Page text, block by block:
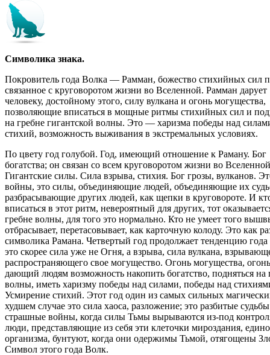
Символика знака.
Покровитель года Волка — Рамман, божество стихийных сил
связанное с круговоротом жизни во Вселенной. Рамман дарует
человеку, достойному этого, силу вулкана и огонь могущест­ва,
позволяющие вписаться в мощные ритмы стихийных сил и
на гребне гигантской волны. Это — харизма победы над
стихий, возможность выживания в экстремальных условиях.
По цвету год голубой. Год, имеющий отношение к Раману. Бог
богатства; он связан со всем круговоротом жизни во
Гигантские силы. Сила взрыва, стихия. Бог грозы, вулканов.
войны, это силы, объединяющие людей, объединяющие их
разбрасывающие других людей, как щепки в круговороте. И
вписаться в этот ритм, невероятный для других, тот
гребне волны, для того это нормально. Кто не умеет того
отбрасывает, перетасовывает, как карточную колоду. Это как
символика Рамана. Четвертый год продолжает тенденцию
это скорее сила уже не Огня, а взрыва, сила вулкана,
распространяющего свое могущество. Огонь могущества,
дающий людям возможность накопить богатство, подняться на
волны, иметь харизму победы над силами, победы над
Усмирение стихий. Этот год один из самых сильных
худшем случае это сила хаоса, разложение; это разбитые
страшные войны, когда силы Тьмы вырываются из-под
люди, представляющие из себя эти клеточки мироздания,
организма, бунтуют, когда они одержимы Тьмой, отягощены
Символ этого года Волк.